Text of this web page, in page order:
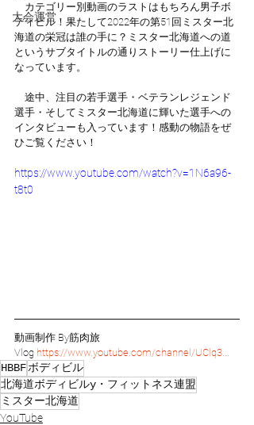
大会運営
カテゴリー別動画のラストはもちろん男子ボ
ディビル！果たして2022年の第51回ミスター北
海道の栄冠は誰の手に？ミスター北海道への道
というサブタイトルの通りストーリー仕上げに
なっています。
途中、注目の若手選手・ベテランレジェンド
選手・そしてミスター北海道に輝いた選手への
インタビューも入っています！感動の物語をぜ
ひご覧ください！
https://www.youtube.com/watch?v=1N6a96-
t8t0
動画制作 By筋肉旅
Vlog https://www.youtube.com/channel/UClq3...
HBBFボディビル
北海道ボディビルy・フィットネス連盟
ミスター北海道
YouTube